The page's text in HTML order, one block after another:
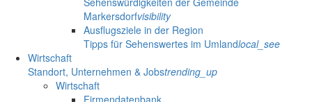
Markersdorfvisibility
Ausflugsziele in der Region
Tipps für Sehenswertes im Umlandlocal_see
Wirtschaft
Standort, Unternehmen & Jobstrending_up
Wirtschaft